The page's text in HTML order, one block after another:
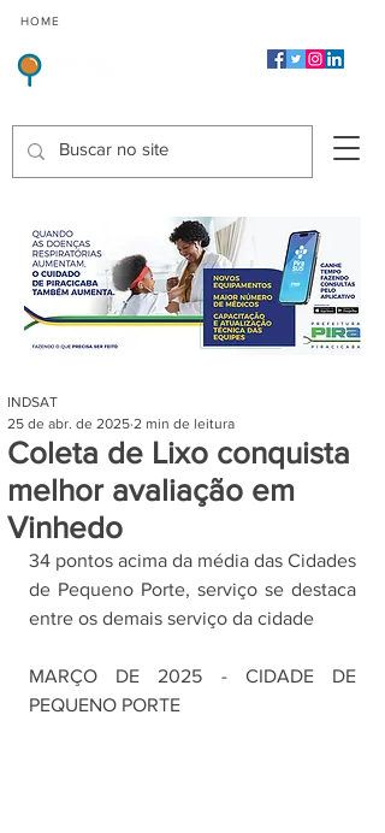
HOME
Coleta de Lixo conquista
melhor avaliação em
Vinhedo
INDSAT
25 de abr. de 2025 2 min de leitura
34 pontos acima da média das Cidades
de Pequeno Porte, serviço se destaca
entre os demais serviço da cidade
MARÇO DE 2025 - CIDADE DE
PEQUENO PORTE